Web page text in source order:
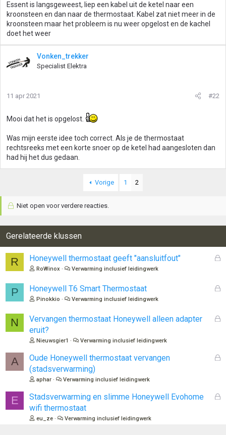
Essent is langsgeweest, liep een kabel uit de ketel naar een
kroonsteen en dan naar de thermostaat. Kabel zat niet meer in de
kroonsteen maar het probleem is nu weer opgelost en de kachel
doet het weer
Vonken_trekker
Specialist Elektra
11 apr 2021 #22
Mooi dat het is opgelost.
Was mijn eerste idee toch correct. Als je de thermostaat
rechtsreeks met een korte snoer op de ketel had aangesloten dan
had hij het dus gedaan.
Vorige 1 2
Niet open voor verdere reacties.
Gerelateerde klussen
R
G
n
Honeywell thermostaat geeft "aansluitfout"
RoWinox Verwarming inclusief leidingwerk
P
G
Honeywell T6 Smart Thermostaat
Pinokkio Verwarming inclusief leidingwerk
N
G
o
Vervangen thermostaat Honeywell alleen adapter
eruit?
Nieuwsgier1 Verwarming inclusief leidingwerk
A
G
o
Oude Honeywell thermostaat vervangen
(stadsverwarming)
aphar Verwarming inclusief leidingwerk
E
G
Stadsverwarming en slimme Honeywell Evohome
wifi thermostaat
eu_ze Verwarming inclusief leidingwerk